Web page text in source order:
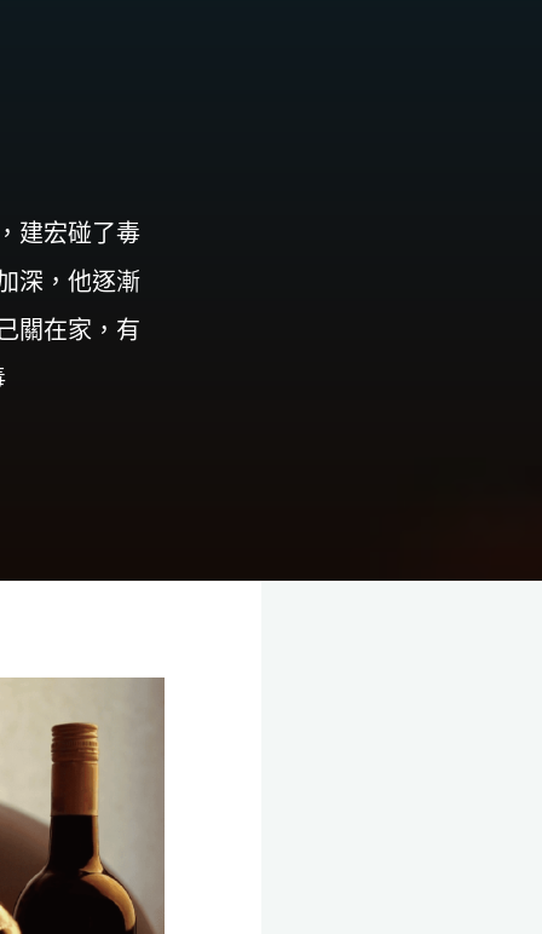
建宏碰了毒
深，他逐漸
關在家，有